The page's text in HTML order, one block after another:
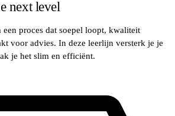
next level
een proces dat soepel loopt, kwaliteit
voor advies. In deze leerlijn versterk je je
je het slim en efficiënt.